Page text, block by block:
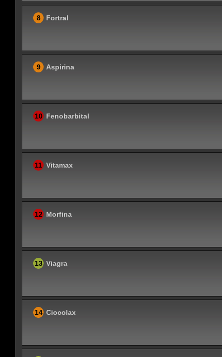
8 Fortral
9 Aspirina
10 Fenobarbital
11 Vitamax
12 Morfina
13 Viagra
14 Ciocolax